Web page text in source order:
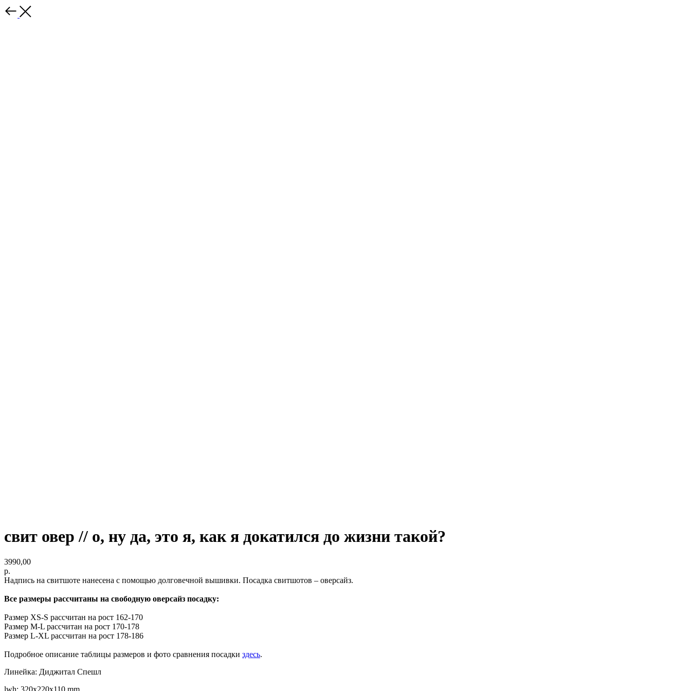
свит овер // о, ну да, это я, как я докатился до жизни такой?
3990,00
р.
Надпись на свитшоте нанесена с помощью долговечной вышивки. Посадка свитшотов – оверсайз.
Все размеры рассчитаны на свободную оверсайз посадку:
Размер XS-S рассчитан на рост 162-170
Размер M-L рассчитан на рост 170-178
Размер L-XL рассчитан на рост 178-186
Подробное описание таблицы размеров и фото сравнения посадки здесь.
Линейка: Диджитал Спешл
lwh: 320x220x110 mm